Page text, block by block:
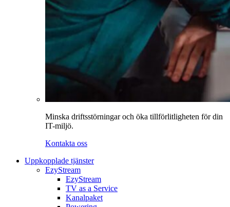
Minska driftsstörningar och öka tillförlitligheten för din
IT-miljö.
Kontakta oss
Uppkopplade tjänster
EzyStream
EzyStream
TV as a Service
Kanalpaket